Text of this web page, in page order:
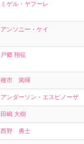
ミゲル・ヤフーレ
アンソニー・ケイ
戸郷 翔征
種市 篤暉
アンダーソン・エスピノーザ
田嶋 大樹
西野 勇士